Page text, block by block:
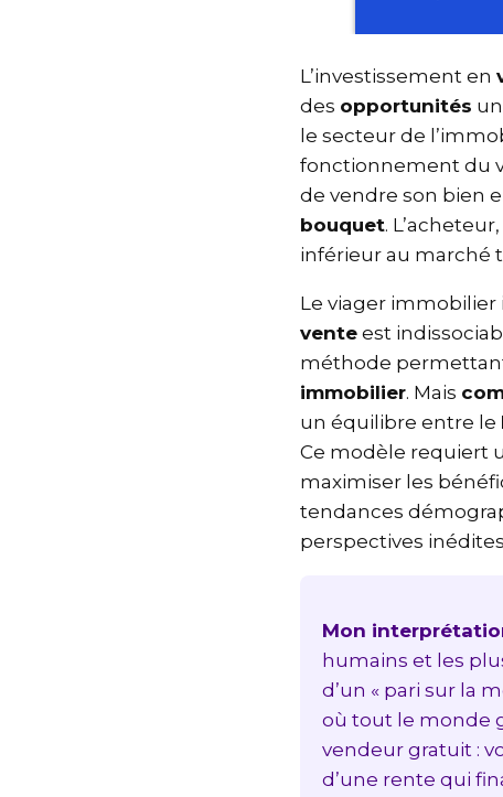
L’investissement
desopportunités
le secteur de
fonctionnement du
de vendre son bien
bouquet .
inférieur au
Le viager
venteest
méthode
immobilier . Mais
un équilibre entre
Ce modèle requiert
maximiser les
tendances
perspectives
Mon
humains et les
d’un « pari sur la
où tout le monde
vendeur gratuit :
d’une rente qui